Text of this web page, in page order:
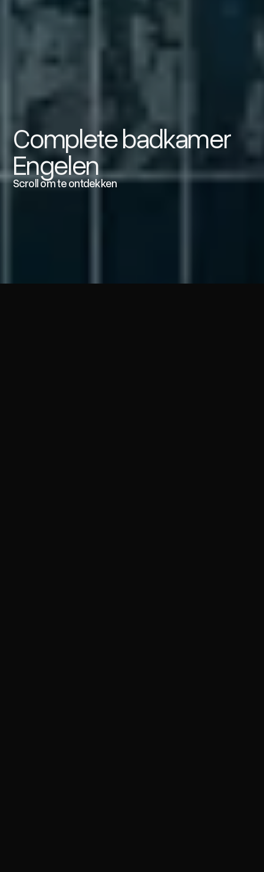
Complete badkamer
Engelen
Scroll om te ontdekken